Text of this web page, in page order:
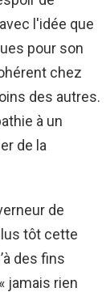
l'idée que
pour son
chez
des autres.
à un
de la
de
tôt cette
des fins
jamais rien